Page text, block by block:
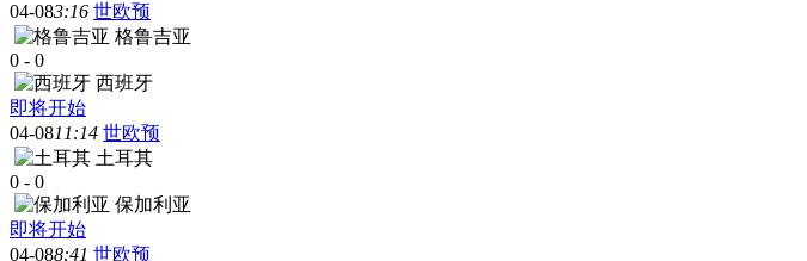
04-083:16 世欧预
格鲁吉亚
0 - 0
西班牙
即将开始
04-0811:14 世欧预
土耳其
0 - 0
保加利亚
即将开始
04-088:41 世欧预